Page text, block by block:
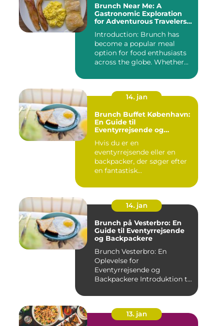
Brunch Near Me: A
Gastronomic Exploration
for Adventurous Travelers
Introduction: Brunch has
become a popular meal
option for food enthusiasts
across the globe. Whether...
14. jan
Brunch Buffet København:
En Guide til
Eventyrrejsende og
Hvis du er en
eventyrrejsende eller en
backpacker, der søger efter
en fantastisk
14. jan
Brunch på Vesterbro: En
Guide til Eventyrrejsende
og Backpackere
Brunch Vesterbro: En
Oplevelse for
Eventyrrejsende og
Backpackere Introduktion til
13. jan